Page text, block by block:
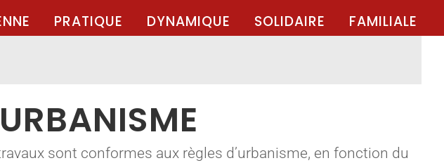
PRATIQUE DYNAMIQUE SOLIDAIRE FAMILIALE
sont conformes aux règles d’urbanisme, en fonction du